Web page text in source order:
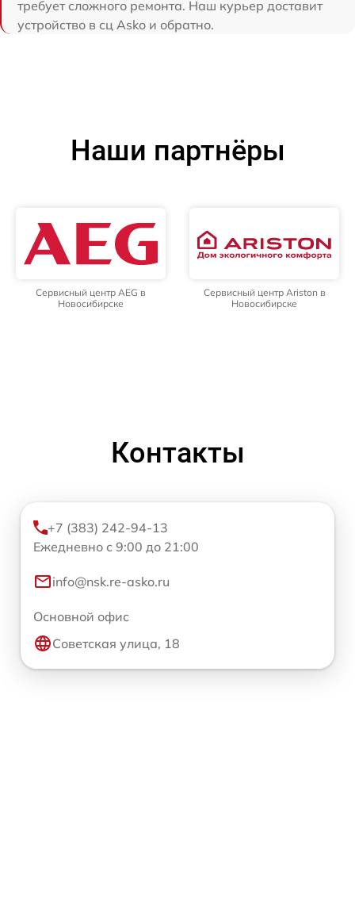
требует сложного ремонта. Наш курьер доставит
устройство в сц Asko и обратно.
Наши партнёры
Сервисный центр AEG в
Новосибирске
Сервисный центр Ariston в
Новосибирске
Контакты
+7 (383) 242-94-13
Ежедневно с 9:00 до 21:00
info@nsk.re-asko.ru
Основной офис
Советская улица, 18